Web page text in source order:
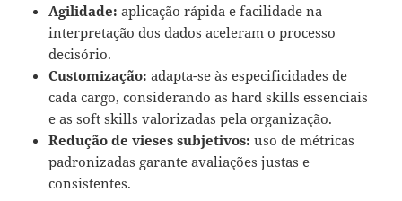
Agilidade: aplicação rápida e facilidade na
interpretação dos dados aceleram o processo
decisório.
Customização: adapta-se às especificidades de
cada cargo, considerando as hard skills essenciais
e as soft skills valorizadas pela organização.
Redução de vieses subjetivos: uso de métricas
padronizadas garante avaliações justas e
consistentes.